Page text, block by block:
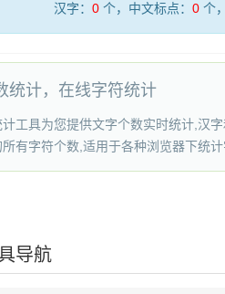
汉字： 0 个，中文标点： 0 个
统计，在线字符统计
工具为您提供文字个数实时统计,汉
有字符个数,适用于各种浏览器下统计
导航